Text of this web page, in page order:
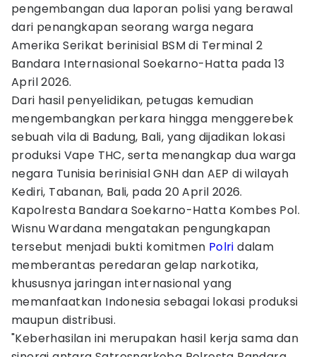
pengembangan dua laporan polisi yang berawal
dari penangkapan seorang warga negara
Amerika Serikat berinisial BSM di Terminal 2
Bandara Internasional Soekarno-Hatta pada 13
April 2026.
Dari hasil penyelidikan, petugas kemudian
mengembangkan perkara hingga menggerebek
sebuah vila di Badung, Bali, yang dijadikan lokasi
produksi Vape THC, serta menangkap dua warga
negara Tunisia berinisial GNH dan AEP di wilayah
Kediri, Tabanan, Bali, pada 20 April 2026.
Kapolresta Bandara Soekarno-Hatta Kombes Pol.
Wisnu Wardana mengatakan pengungkapan
tersebut menjadi bukti komitmen Polri dalam
memberantas peredaran gelap narkotika,
khususnya jaringan internasional yang
memanfaatkan Indonesia sebagai lokasi produksi
maupun distribusi.
"Keberhasilan ini merupakan hasil kerja sama dan